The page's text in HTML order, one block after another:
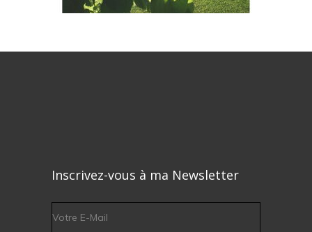
Inscrivez-vous à ma Newsletter